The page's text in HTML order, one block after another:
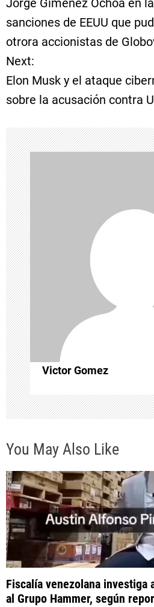
a
v
e
g
a
c
i
ó
n
d
e
e
n
t
r
a
d
a
s
Jorge Giménez Ochoa en
sanciones de EEUU que
otrora accionistas de
Next:
Elon Musk y el ataque
sobre la acusación contra
Victor Gomez
You May Also Like
Fiscalía venezolana investiga
al Grupo Hammer, según